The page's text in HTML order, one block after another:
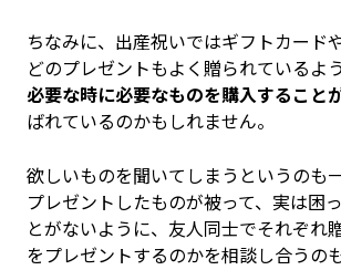
ちなみに、出産祝いではギフトカード
どのプレゼントもよく贈られているよう
必要な時に必要なものを購入すること
ばれているのかもしれません。
欲しいものを聞いてしまうというのも
プレゼントしたものが被って、実は困
とがないように、友人同士でそれぞれ
をプレゼントするのかを相談し合うの